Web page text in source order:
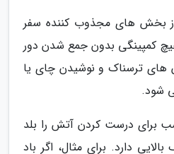
بخش های مجذوب کننده سفر
کمپینگی بدون جمع شدن دور
های ترسناک و نوشیدن چای یا
شود.
برای درست کردن آتش را بلد
دارد. برای مثال، اگر باد